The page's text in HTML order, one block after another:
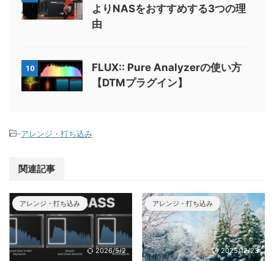
よりNASをおすすめする3つの理
由
10
FLUX:: Pure Analyzerの使い方
【DTMプラグイン】
-アレンジ・打ち込み
関連記事
アレンジ・打ち込み
2026/5/2
アレンジ・打ち込み
2025/12/23